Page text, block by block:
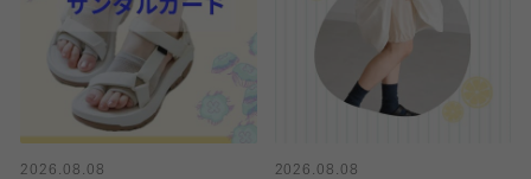
2026.08.08
2026.08.08